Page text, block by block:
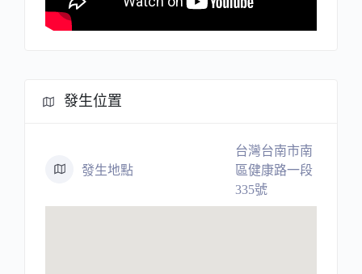
發生位置
發生地點
台灣台南市南
區健康路一段
335號